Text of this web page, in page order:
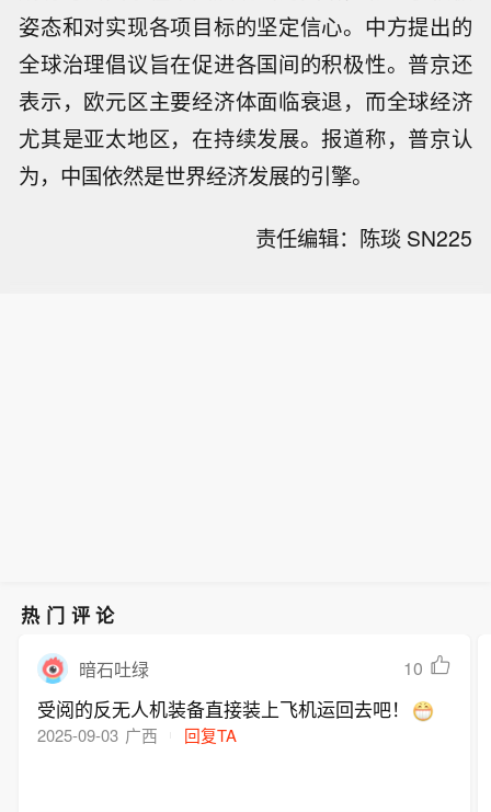
姿态和对实现各项目标的坚定信心。中方提出的
全球治理倡议旨在促进各国间的积极性。普京还
表示，欧元区主要经济体面临衰退，而全球经济
尤其是亚太地区，在持续发展。报道称，普京认
为，中国依然是世界经济发展的引擎。
责任编辑：陈琰 SN225
热门评论
暗石吐绿 10
受阅的反无人机装备直接装上飞机运回去吧！
2025-09-03 广西 回复TA